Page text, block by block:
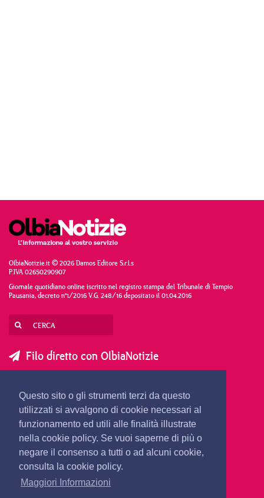
Questo sito o gli strumenti terzi da questo
utilizzati si avvalgono di cookie necessari al
funzionamento ed utili alle finalità illustrate
nella cookie policy. Se vuoi saperne di più o
negare il consenso a tutti o ad alcuni cookie,
consulta la cookie policy.
Maggiori Informazioni
OlbiaNotizie.it © 2026 Damos Editore S.r.l.s
P.IVA 02650290907
Giornale quotidiano online iscritto nel registro stampa del Tribunale di Tempio
Pausania, decreto n°1/2016 V.G. 248/16 depositato il 01.04.2016
Filo diretto con OlbiaNotizie
SEGNALA UNA NOTIZIA
SEGNALA UN EVENTO
redazione@olbianotizie.it